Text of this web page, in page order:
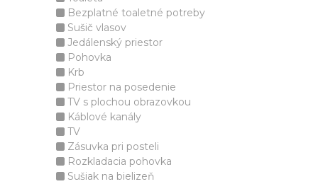
Bezplatné toaletné potreby
Sušič vlasov
Jedálenský priestor
Pohovka
Krb
Priestor na posedenie
TV s plochou obrazovkou
Káblové kanály
TV
Zásuvka pri posteli
Rozkladacia pohovka
Sušiak na bielizeň